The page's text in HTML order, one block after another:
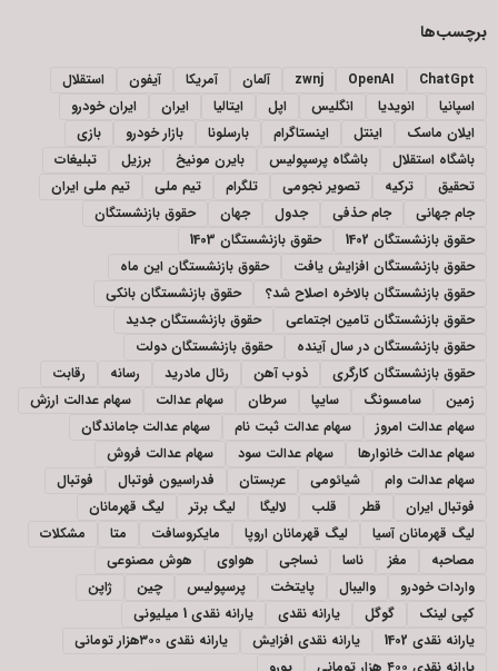
برچسب‌ها
ChatGpt
OpenAI
zwnj آلمان آمریکا آیفون
استقلال
اسپانیا
انویدیا انگلیس اپل ایتالیا ایران
ایران خودرو
ایلان ماسک
اینتل اینستاگرام بارسلونا بازار خودرو
بازی
باشگاه استقلال
باشگاه پرسپولیس بایرن مونیخ برزیل
تبلیغات
تحقیق
ترکیه تصویر نجومی تلگرام تیم ملی
تیم ملی ایران
جام جهانی
جام حذفی جدول جهان
حقوق بازنشستگان
حقوق بازنشستگان 1402
حقوق بازنشستگان 1403
حقوق بازنشستگان افزایش یافت
حقوق بازنشستگان این ماه
حقوق بازنشستگان بالاخره اصلاح شد؟
حقوق بازنشستگان بانکی
حقوق بازنشستگان تامین اجتماعی
حقوق بازنشستگان جدید
حقوق بازنشستگان در سال آینده
حقوق بازنشستگان دولت
حقوق بازنشستگان کارگری
ذوب آهن رئال مادرید رسانه
رقابت
زمین
سامسونگ سایپا سرطان سهام عدالت
سهام عدالت ارزش
سهام عدالت امروز
سهام عدالت ثبت نام
سهام عدالت جاماندگان
سهام عدالت خانوارها
سهام عدالت سود
سهام عدالت فروش
سهام عدالت وام
شیائومی عربستان فدراسیون فوتبال
فوتبال
فوتبال ایران
قطر قلب لالیگا لیگ برتر
لیگ قهرمانان
لیگ قهرمانان آسیا
لیگ قهرمانان اروپا مایکروسافت متا
مشکلات
مصاحبه
مغز ناسا نساجی هواوی
هوش مصنوعی
واردات خودرو
والیبال پایتخت پرسپولیس چین
ژاپن
کپی لینک
گوگل یارانه نقدی
یارانه نقدی 1 میلیونی
یارانه نقدی 1402
یارانه نقدی افزایش
یارانه نقدی ۳۰۰هزار تومانی